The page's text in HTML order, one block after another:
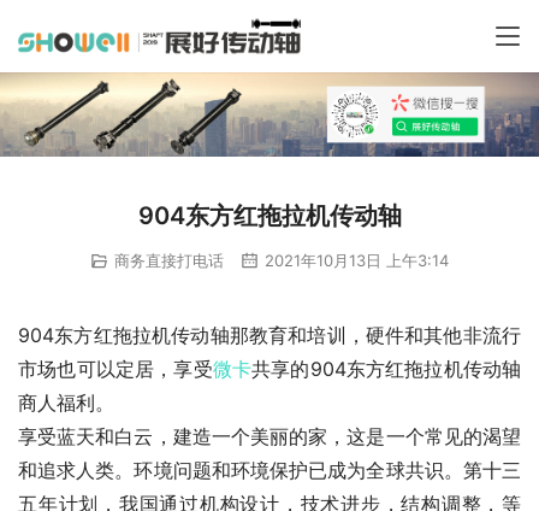
904东方红拖拉机传动轴
商务直接打电话 2021年10月13日 上午3:14
904东方红拖拉机传动轴那教育和培训，硬件和其他非流行
市场也可以定居，享受微卡共享的904东方红拖拉机传动轴
商人福利。
享受蓝天和白云，建造一个美丽的家，这是一个常见的渴望
和追求人类。环境问题和环境保护已成为全球共识。第十三
五年计划，我国通过机构设计，技术进步，结构调整，等